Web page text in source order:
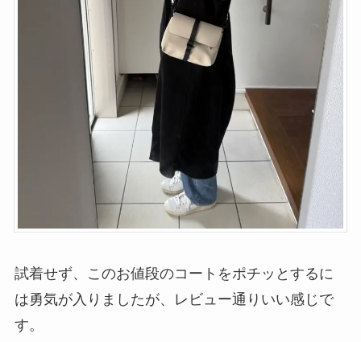
試着せず、このお値段のコートをポチッとするに
は勇気が入りましたが、レビュー通りいい感じで
す。